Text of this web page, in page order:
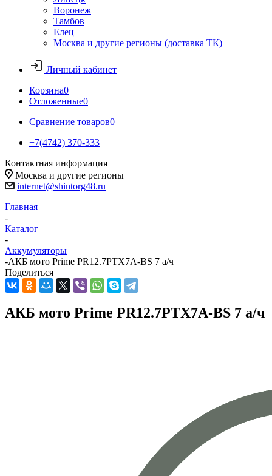
Воронеж
Тамбов
Елец
Москва и другие регионы (доставка ТК)
Личный кабинет
Корзина0
Отложенные0
Сравнение товаров0
+7(4742) 370-333
Контактная информация
Москва и другие регионы
internet@shintorg48.ru
Главная
-
Каталог
-
Аккумуляторы
-АКБ мото Prime PR12.7РTX7A-BS 7 а/ч
Поделиться
АКБ мото Prime PR12.7РTX7A-BS 7 а/ч